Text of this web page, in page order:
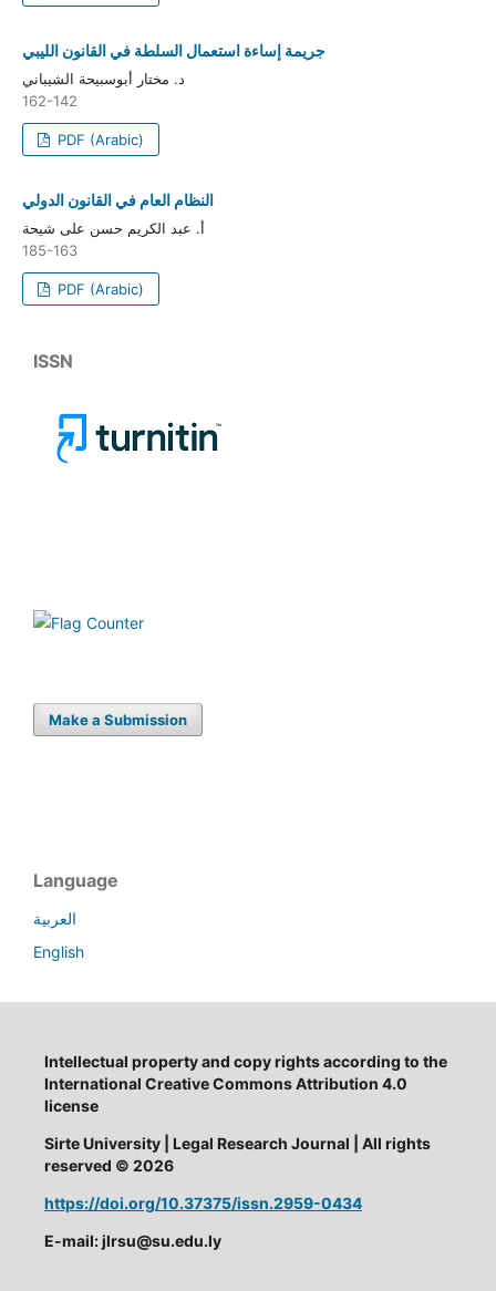
جريمة إساءة استعمال السلطة في القانون الليبي
د. مختار أبوسبيحة الشيباني
162-142
PDF (Arabic)
النظام العام في القانون الدولي
أ. عبد الكريم حسن على شيحة
185-163
PDF (Arabic)
ISSN
Make a Submission
Language
العربية
English
Intellectual property and copy rights according to the
International Creative Commons Attribution 4.0
license
Sirte University | Legal Research Journal | All rights
reserved © 2026
https://doi.org/10.37375/issn.2959-0434
E-mail: jlrsu@su.edu.ly